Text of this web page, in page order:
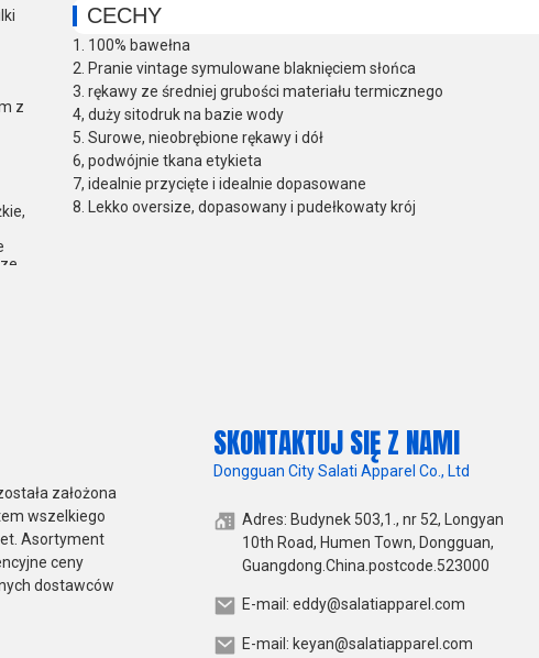
z
z
CECHY
1. 100% bawełna
2. Pranie vintage symulowane blaknięciem słońca
3. rękawy ze średniej grubości materiału termicznego
4, duży sitodruk na bazie wody
5. Surowe, nieobrębione rękawy i dół
6, podwójnie tkana etykieta
7, idealnie przycięte i idealnie dopasowane
8. Lekko oversize, dopasowany i pudełkowaty krój
założona
wszelkiego
Asortyment
ceny
dostawców
SKONTAKTUJ SIĘ Z NAMI
Dongguan City Salati Apparel Co., Ltd
Adres: Budynek 503,1., nr 52, Longyan
10th Road, Humen Town, Dongguan,
Guangdong.China.postcode.523000
E-mail: eddy@salatiapparel.com
E-mail: keyan@salatiapparel.com